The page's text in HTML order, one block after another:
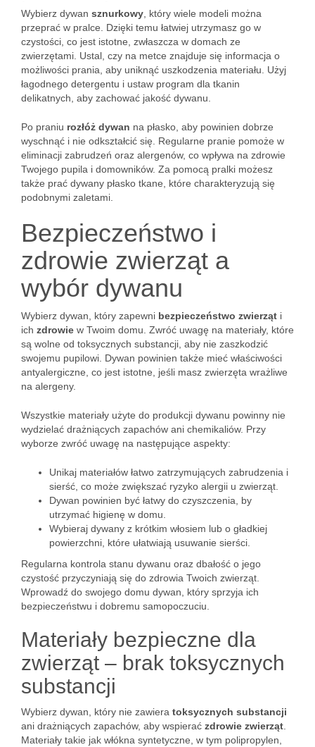
Wybierz dywan sznurkowy , który wiele modeli można
przeprać w pralce. Dzięki temu łatwiej utrzymasz go w
czystości, co jest istotne, zwłaszcza w domach ze
zwierzętami. Ustal, czy na metce znajduje się informacja o
możliwości prania, aby uniknąć uszkodzenia materiału. Użyj
łagodnego detergentu i ustaw program dla tkanin
delikatnych, aby zachować jakość dywanu.
Po praniu rozłóż dywan na płasko, aby powinien dobrze
wyschnąć i nie odkształcić się. Regularne pranie pomoże w
eliminacji zabrudzeń oraz alergenów, co wpływa na zdrowie
Twojego pupila i domowników. Za pomocą pralki możesz
także prać dywany płasko tkane, które charakteryzują się
podobnymi zaletami.
Bezpieczeństwo i
zdrowie zwierząt a
wybór dywanu
Wybierz dywan, który zapewni bezpieczeństwo zwierząt i
ich zdrowie w Twoim domu. Zwróć uwagę na materiały, które
są wolne od toksycznych substancji, aby nie zaszkodzić
swojemu pupilowi. Dywan powinien także mieć właściwości
antyalergiczne, co jest istotne, jeśli masz zwierzęta wrażliwe
na alergeny.
Wszystkie materiały użyte do produkcji dywanu powinny nie
wydzielać drażniących zapachów ani chemikaliów. Przy
wyborze zwróć uwagę na następujące aspekty:
Unikaj materiałów łatwo zatrzymujących zabrudzenia i
sierść, co może zwiększać ryzyko alergii u zwierząt.
Dywan powinien być łatwy do czyszczenia, by
utrzymać higienę w domu.
Wybieraj dywany z krótkim włosiem lub o gładkiej
powierzchni, które ułatwiają usuwanie sierści.
Regularna kontrola stanu dywanu oraz dbałość o jego
czystość przyczyniają się do zdrowia Twoich zwierząt.
Wprowadź do swojego domu dywan, który sprzyja ich
bezpieczeństwu i dobremu samopoczuciu.
Materiały bezpieczne dla
zwierząt – brak toksycznych
substancji
Wybierz dywan, który nie zawiera toksycznych substancji
ani drażniących zapachów, aby wspierać zdrowie zwierząt
Materiały takie jak włókna syntetyczne, w tym polipropylen,